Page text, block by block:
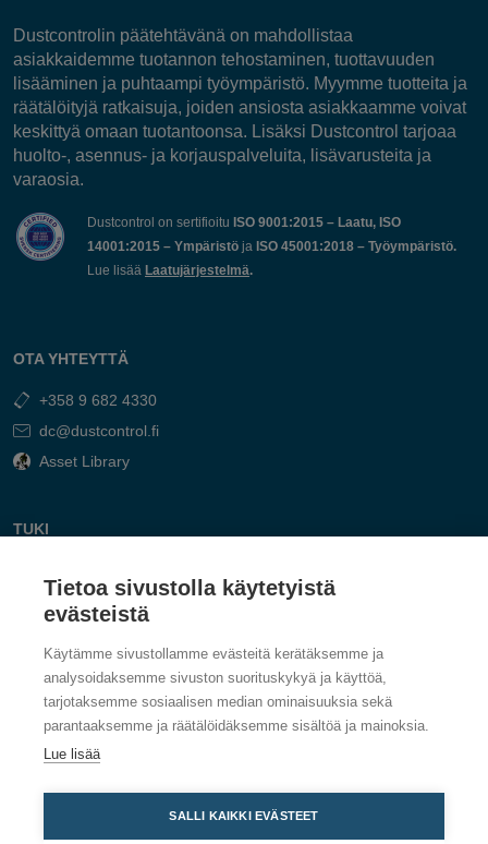
Dustcontrolin päätehtävänä on mahdollistaa
asiakkaidemme tuotannon tehostaminen, tuottavuuden
lisääminen ja puhtaampi työympäristö. Myymme tuotteita ja
räätälöityjä ratkaisuja, joiden ansiosta asiakkaamme voivat
keskittyä omaan tuotantoonsa. Lisäksi Dustcontrol tarjoaa
huolto-, asennus- ja korjauspalveluita, lisävarusteita ja
varaosia.
Dustcontrol on sertifioitu ISO 9001:2015 – Laatu, ISO
14001:2015 – Ympäristö ja ISO 45001:2018 – Työympäristö.
Lue lisää Laatujärjestelmä.
OTA YHTEYTTÄ
+358 9 682 4330
dc@dustcontrol.fi
Asset Library
TUKI
Vastaa kysymyksiin
Tietoa sivustolla käytetyistä
evästeistä
Käytämme sivustollamme evästeitä kerätäksemme ja
analysoidaksemme sivuston suorituskykyä ja käyttöä,
tarjotaksemme sosiaalisen median ominaisuuksia sekä
parantaaksemme ja räätälöidäksemme sisältöä ja mainoksia.
Lue lisää
SALLI KAIKKI EVÄSTEET